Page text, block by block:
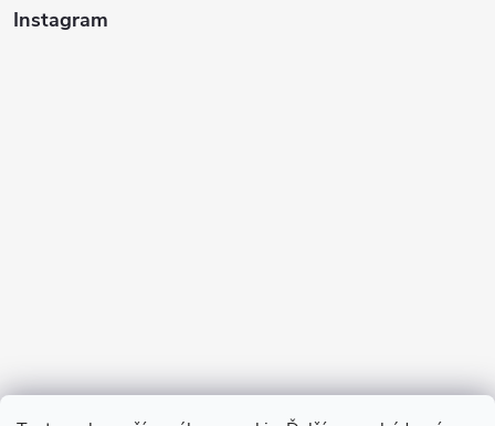
Instagram